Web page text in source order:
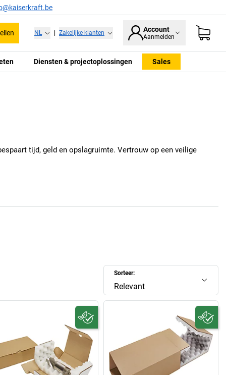
NL Zakelijke klanten Account
Aanmelden
Diensten & projectoplossingen Sales
tijd, geld en opslagruimte. Vertrouw op een veilige
Sorteer:
Relevant